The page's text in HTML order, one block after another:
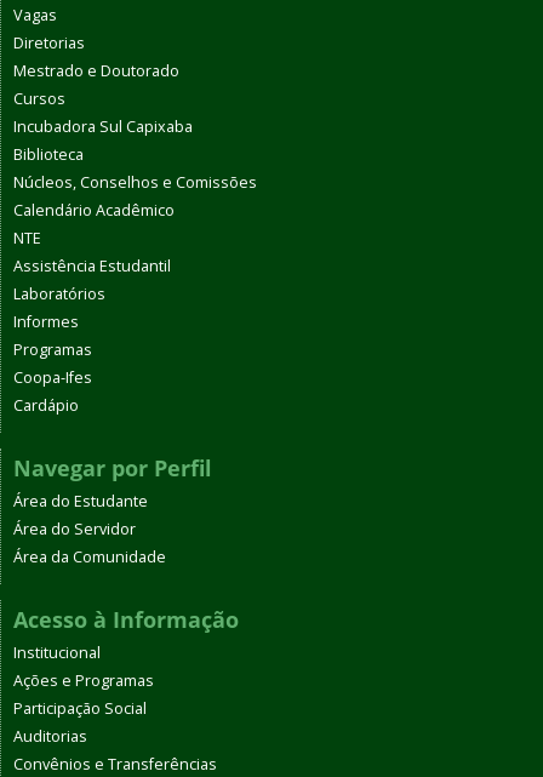
Vagas
Diretorias
Mestrado e Doutorado
Cursos
Incubadora Sul Capixaba
Biblioteca
Núcleos, Conselhos e Comissões
Calendário Acadêmico
NTE
Assistência Estudantil
Laboratórios
Informes
Programas
Coopa-Ifes
Cardápio
Navegar por Perfil
Área do Estudante
Área do Servidor
Área da Comunidade
Acesso à Informação
Institucional
Ações e Programas
Participação Social
Auditorias
Convênios e Transferências